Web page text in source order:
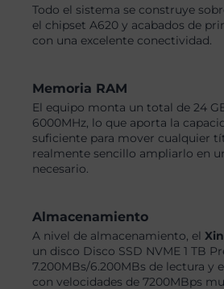
Todo el sistema se construye
el chipset A620 y acabados de
con una excelente conectividad.
Memoria RAM
El equipo monta un total de 24
6000MHz, lo que aporta la
suficiente para mover cualquier
realmente sencillo ampliarlo en
necesario.
Almacenamiento
A nivel de almacenamiento, el
un disco Disco SSD NVME 1 TB
7.200MBs/6.200MBs de lectura y
con velocidades de 7200MBps